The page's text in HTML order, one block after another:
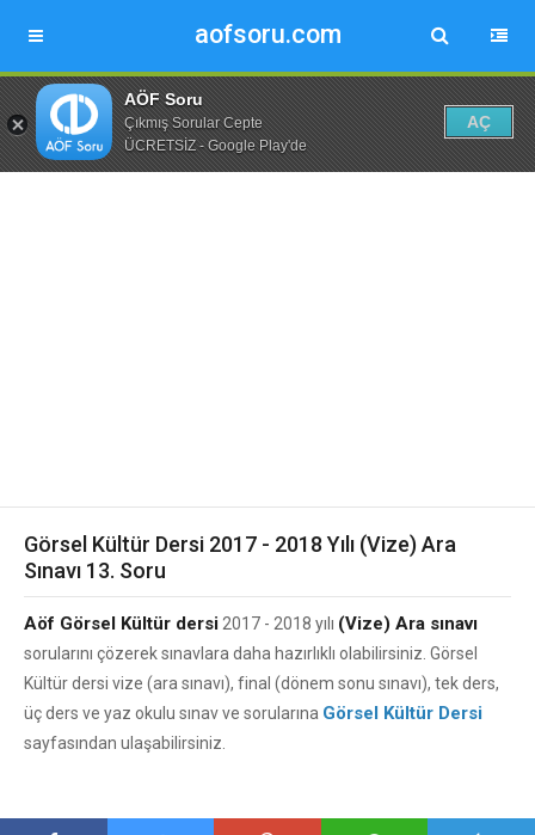
aofsoru.com
AÖF Soru
Çıkmış Sorular Cepte
ÜCRETSİZ - Google Play'de
AÇ
Görsel Kültür Dersi 2017 - 2018 Yılı (Vize) Ara
Sınavı 13. Soru
Aöf Görsel Kültür dersi 2017 - 2018 yılı (Vize) Ara sınavı
sorularını çözerek sınavlara daha hazırlıklı olabilirsiniz. Görsel
Kültür dersi vize (ara sınavı), final (dönem sonu sınavı), tek ders,
üç ders ve yaz okulu sınav ve sorularına Görsel Kültür Dersi
sayfasından ulaşabilirsiniz.